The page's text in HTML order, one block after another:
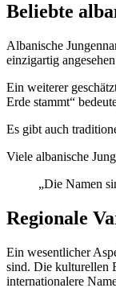
Beliebte
Albanische
einzigartig
Ein weiterer
Erde stammt“
Es gibt auch
Viele albanische
„Die Namen
Regionale
Ein wesentlicher
sind. Die kulturellen
internationalere